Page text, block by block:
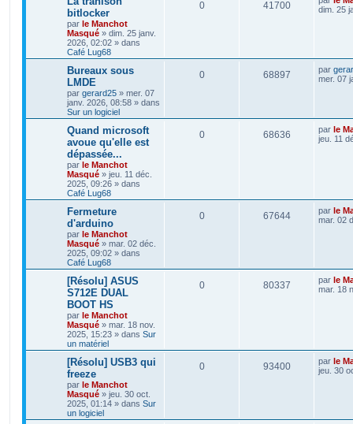
bitlocker
par le Manchot
Masqué » dim. 25 janv.
2026, 02:02 » dans
Café Lug68
0 41700
dim. 25
Bureaux sous
LMDE
par gerard25 » mer. 07
janv. 2026, 08:58 » dans
Sur un logiciel
0 68897 par
mer. 07
Quand microsoft
avoue qu'elle est
dépassée...
par le Manchot
Masqué » jeu. 11 déc.
2025, 09:26 » dans
Café Lug68
0 68636 par le
jeu. 11
Fermeture
d'arduino
par le Manchot
Masqué » mar. 02 déc.
2025, 09:02 » dans
Café Lug68
0 67644 par le
mar. 02
[Résolu] ASUS
S712E DUAL
BOOT HS
par le Manchot
Masqué » mar. 18 nov.
2025, 15:23 » dans Sur
un matériel
0 80337 par le
mar. 18
[Résolu] USB3 qui
freeze
par le Manchot
Masqué » jeu. 30 oct.
2025, 01:14 » dans Sur
un logiciel
0 93400 par le
jeu. 30